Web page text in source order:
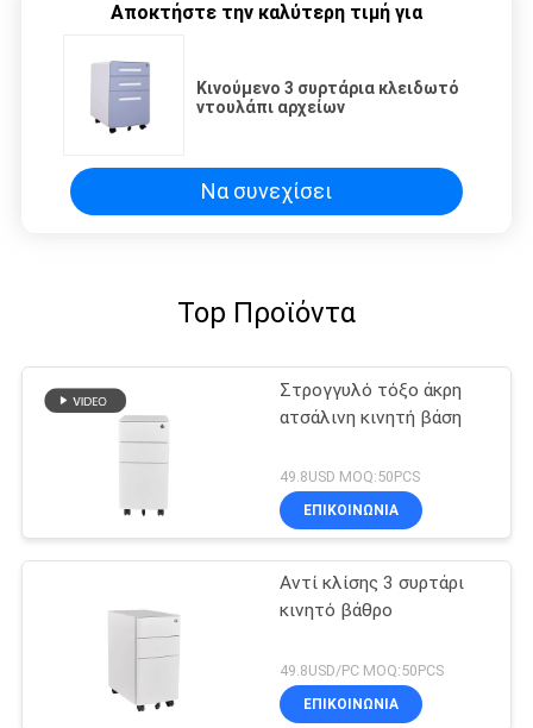
Αποκτήστε την καλύτερη τιμή για
Κινούμενο 3 συρτάρια κλειδωτό
ντουλάπι αρχείων
Να συνεχίσει
Top Προϊόντα
Στρογγυλό τόξο άκρη
ατσάλινη κινητή βάση
49.8USD MOQ:50PCS
ΕΠΙΚΟΙΝΩΝΊΑ
Αντί κλίσης 3 συρτάρι
κινητό βάθρο
49.8USD/PC MOQ:50PCS
ΕΠΙΚΟΙΝΩΝΊΑ